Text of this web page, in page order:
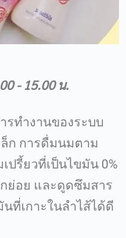
- 15.00 น.
รทำงานของระบบ
ล็ก การดื่มนมตาม
ปรี้ยวที่เป็นไขมัน 0%
กย่อย และดูดซึมสาร
ที่เกาะในลำไส้ได้ดี